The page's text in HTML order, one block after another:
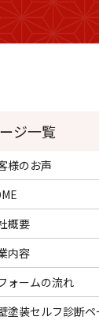
様のお声
概要
内容
ォームの流れ
塗装セルフ診断ペ